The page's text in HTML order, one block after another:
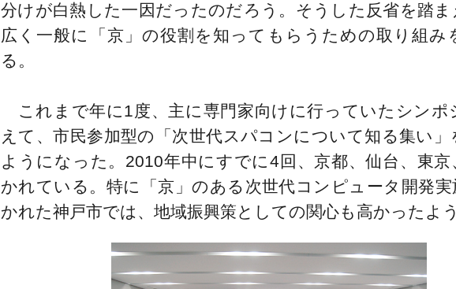
分けが白熱した一因だったのだろう。そうした反省を踏ま
広く一般に「京」の役割を知ってもらうための取り組み
る。
これまで年に1度、主に専門家向けに行っていたシンポ
えて、市民参加型の「次世代スパコンについて知る集い」
ようになった。2010年中にすでに4回、京都、仙台、東京
かれている。特に「京」のある次世代コンピュータ開発実
かれた神戸市では、地域振興策としての関心も高かったよう